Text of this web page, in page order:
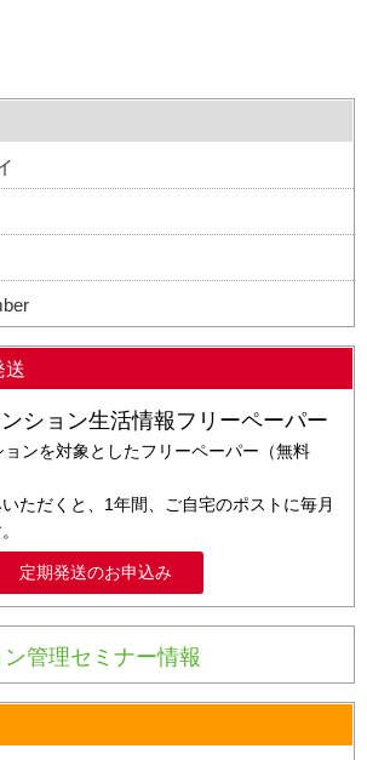
送
ション生活情報フリーペーパー
ンを対象としたフリーペーパー（無料
ただくと、1年間、ご自宅のポストに毎月
定期発送のお申込み
管理セミナー情報